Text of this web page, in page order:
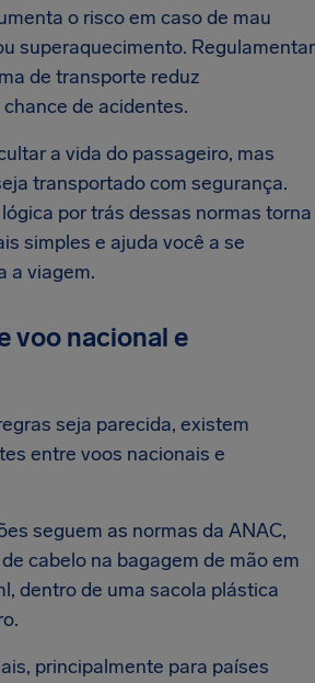
o risco em caso de mau
superaquecimento. Regulamentar
de transporte reduz
de acidentes.
a vida do passageiro, mas
transportado com segurança.
por trás dessas normas torna
simples e ajuda você a se
a viagem.
voo nacional e
seja parecida, existem
entre voos nacionais e
seguem as normas da ANAC,
cabelo na bagagem de mão em
dentro de uma sacola plástica
principalmente para países